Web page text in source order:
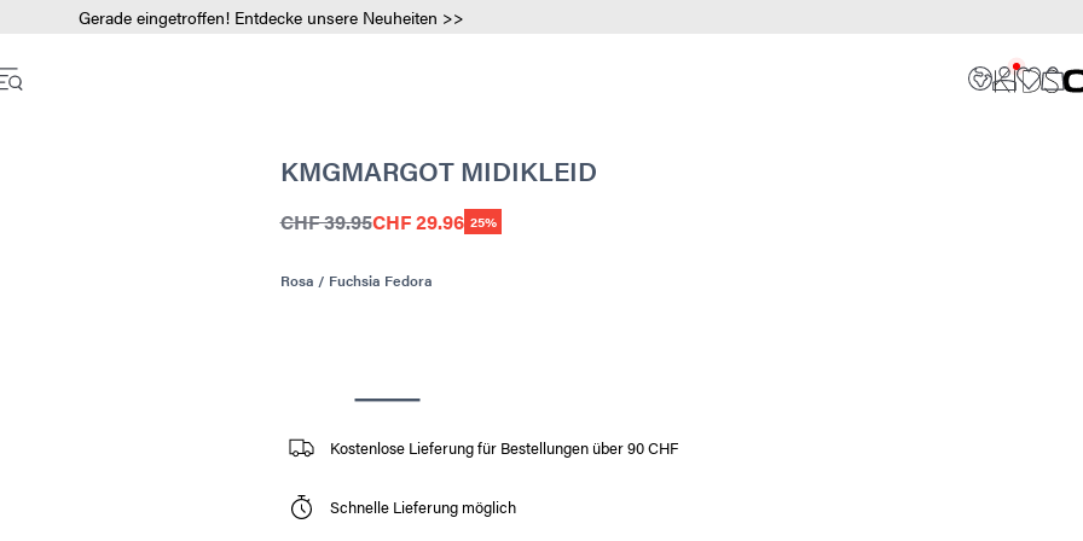
Gerade eingetroffen! Entdecke unsere Neuheiten >>
KMGMARGOT MIDIKLEID
CHF 39.95CHF 29.96 25%
Rosa / Fuchsia Fedora
Kostenlose Lieferung für Bestellungen über 90 CHF
Schnelle Lieferung möglich